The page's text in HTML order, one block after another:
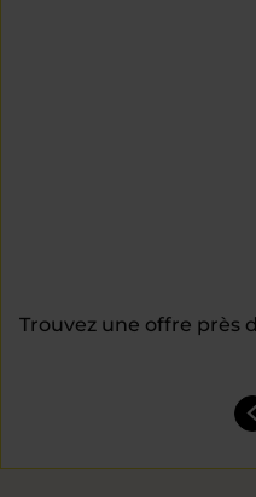
Trouvez une offre près